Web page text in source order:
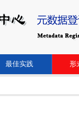
最佳实践 形